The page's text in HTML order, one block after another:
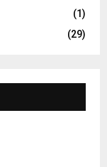
(1)
(29)